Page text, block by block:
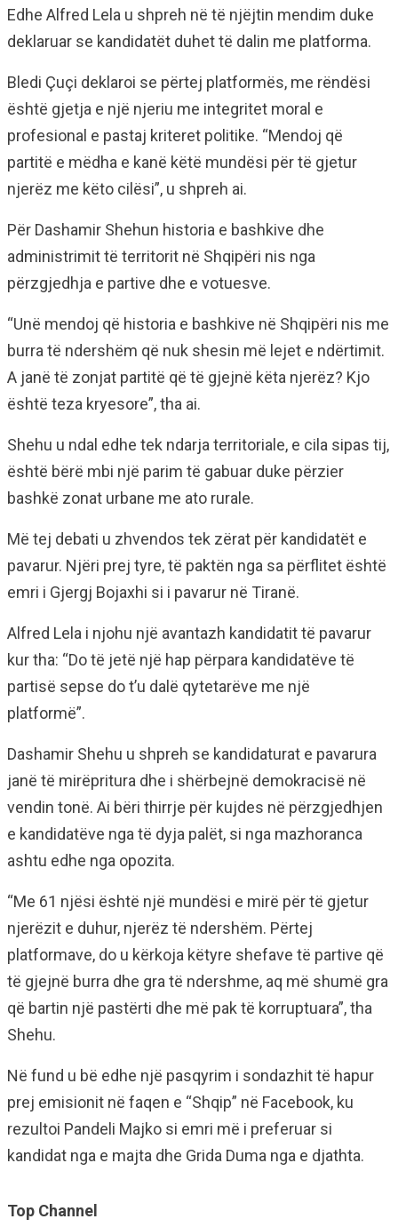
Edhe Alfred Lela u shpreh në të njëjtin mendim duke
deklaruar se kandidatët duhet të dalin me platforma.
Bledi Çuçi deklaroi se përtej platformës, me rëndësi
është gjetja e një njeriu me integritet moral e
profesional e pastaj kriteret politike. “Mendoj që
partitë e mëdha e kanë këtë mundësi për të gjetur
njerëz me këto cilësi”, u shpreh ai.
Për Dashamir Shehun historia e bashkive dhe
administrimit të territorit në Shqipëri nis nga
përzgjedhja e partive dhe e votuesve.
“Unë mendoj që historia e bashkive në Shqipëri nis me
burra të ndershëm që nuk shesin më lejet e ndërtimit.
A janë të zonjat partitë që të gjejnë këta njerëz? Kjo
është teza kryesore”, tha ai.
Shehu u ndal edhe tek ndarja territoriale, e cila sipas tij,
është bërë mbi një parim të gabuar duke përzier
bashkë zonat urbane me ato rurale.
Më tej debati u zhvendos tek zërat për kandidatët e
pavarur. Njëri prej tyre, të paktën nga sa përflitet është
emri i Gjergj Bojaxhi si i pavarur në Tiranë.
Alfred Lela i njohu një avantazh kandidatit të pavarur
kur tha: “Do të jetë një hap përpara kandidatëve të
partisë sepse do t’u dalë qytetarëve me një
platformë”.
Dashamir Shehu u shpreh se kandidaturat e pavarura
janë të mirëpritura dhe i shërbejnë demokracisë në
vendin tonë. Ai bëri thirrje për kujdes në përzgjedhjen
e kandidatëve nga të dyja palët, si nga mazhoranca
ashtu edhe nga opozita.
“Me 61 njësi është një mundësi e mirë për të gjetur
njerëzit e duhur, njerëz të ndershëm. Përtej
platformave, do u kërkoja këtyre shefave të partive që
të gjejnë burra dhe gra të ndershme, aq më shumë gra
që bartin një pastërti dhe më pak të korruptuara”, tha
Shehu.
Në fund u bë edhe një pasqyrim i sondazhit të hapur
prej emisionit në faqen e “Shqip” në Facebook, ku
rezultoi Pandeli Majko si emri më i preferuar si
kandidat nga e majta dhe Grida Duma nga e djathta.
Top Channel